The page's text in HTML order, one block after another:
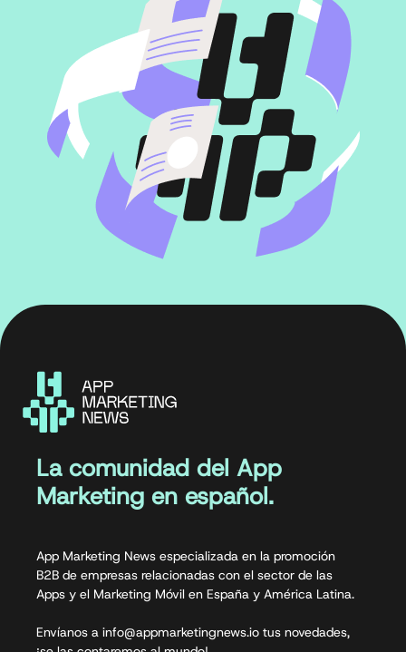
La comunidad del App
Marketing en español.
App Marketing News especializada en la promoción
B2B de empresas relacionadas con el sector de las
Apps y el Marketing Móvil en España y América Latina.
Envíanos a info@appmarketingnews.io tus novedades,